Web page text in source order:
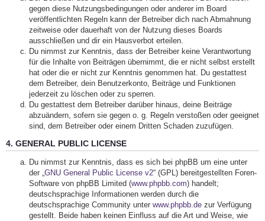
gegen diese Nutzungsbedingungen oder anderer im Board
veröffentlichten Regeln kann der Betreiber dich nach Abmahnung
zeitweise oder dauerhaft von der Nutzung dieses Boards
ausschließen und dir ein Hausverbot erteilen.
Du nimmst zur Kenntnis, dass der Betreiber keine Verantwortung
für die Inhalte von Beiträgen übernimmt, die er nicht selbst erstellt
hat oder die er nicht zur Kenntnis genommen hat. Du gestattest
dem Betreiber, dein Benutzerkonto, Beiträge und Funktionen
jederzeit zu löschen oder zu sperren.
Du gestattest dem Betreiber darüber hinaus, deine Beiträge
abzuändern, sofern sie gegen o. g. Regeln verstoßen oder geeignet
sind, dem Betreiber oder einem Dritten Schaden zuzufügen.
4. GENERAL PUBLIC LICENSE
Du nimmst zur Kenntnis, dass es sich bei phpBB um eine unter
der „GNU General Public License v2“ (GPL) bereitgestellten Foren-
Software von phpBB Limited (www.phpbb.com) handelt;
deutschsprachige Informationen werden durch die
deutschsprachige Community unter www.phpbb.de zur Verfügung
gestellt. Beide haben keinen Einfluss auf die Art und Weise, wie